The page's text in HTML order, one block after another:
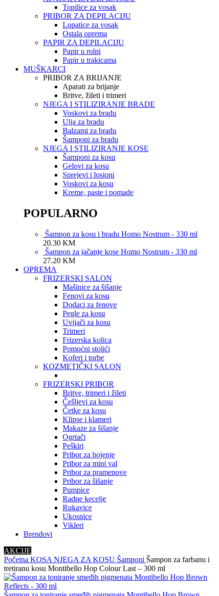
Topilice za vosak
PRIBOR ZA DEPILACIJU
Lopatice za vosak
Ostala oprema
PAPIR ZA DEPILACIJU
Papir u rolni
Papir u trakicama
MUŠKARCI
PRIBOR ZA BRIJANJE
Aparati za brijanje
Britve, žileti i trimeri
NJEGA I STILIZIRANJE BRADE
Voskovi za bradu
Ulja za bradu
Balzami za bradu
Šamponi za bradu
NJEGA I STILIZIRANJE KOSE
Šamponi za kosu
Gelovi za kosu
Sprejevi i losioni
Voskovi za kosu
Kreme, paste i pomade
POPULARNO
Šampon za kosu i bradu Homo Nostrum - 330 ml
20.30 KM
Šampon za jačanje kose Homo Nostrum - 330 ml
27.20 KM
OPREMA
FRIZERSKI SALON
Mašinice za šišanje
Fenovi za kosu
Dodaci za fenove
Pegle za kosu
Uvijači za kosu
Trimeri
Frizerska kolica
Pomoćni stolići
Koferi i torbe
KOZMETIČKI SALON
FRIZERSKI PRIBOR
Britve, trimeri i žileti
Češljevi za kosu
Četke za kosu
Klipse i klameri
Makaze za šišanje
Ogrtači
Peškiri
Pribor za bojenje
Pribor za mini val
Pribor za pramenove
Pribor za šišanje
Pumpice
Radne kecelje
Rukavice
Ukosnice
Vikleri
Brendovi
AKCIJE
Početna KOSA NJEGA ZA KOSU Šamponi Šampon za farbanu i
tretiranu kosu Montibello Hop Colour Last – 300 ml